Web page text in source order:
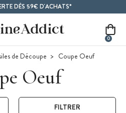
DÈS 59€ D'ACHATS*
0
de Découpe Coupe Oeuf
Oeuf
FILTRER